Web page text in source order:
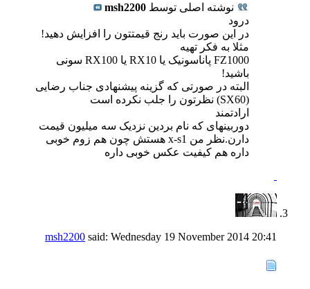
نوشته اصلی توسط msh2200
درود
در این صورت باید رنج قیمتتون را افزایش دهید!
مثلا به فکر تهیه
FZ1000 پاناسونیک یا RX10 یا RX100 سونی
باشید!
البته در صورتی که گزینه پیشنهادی جناب رضایی
(SX60) نظرتون را جلب نکرده است
ارادتمند
دوربینهای که نام بردین نزدیک سه میلیون قیمت
دارن.نظر من x-s1 هستش چون هم زوم خوبی
داره هم کیفیت عکس خوبی داره
msh2200 said: Wednesday 19 November 2014 20:41